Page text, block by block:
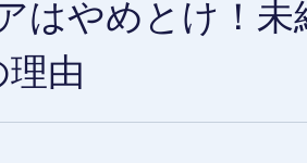
はやめとけ！未
由